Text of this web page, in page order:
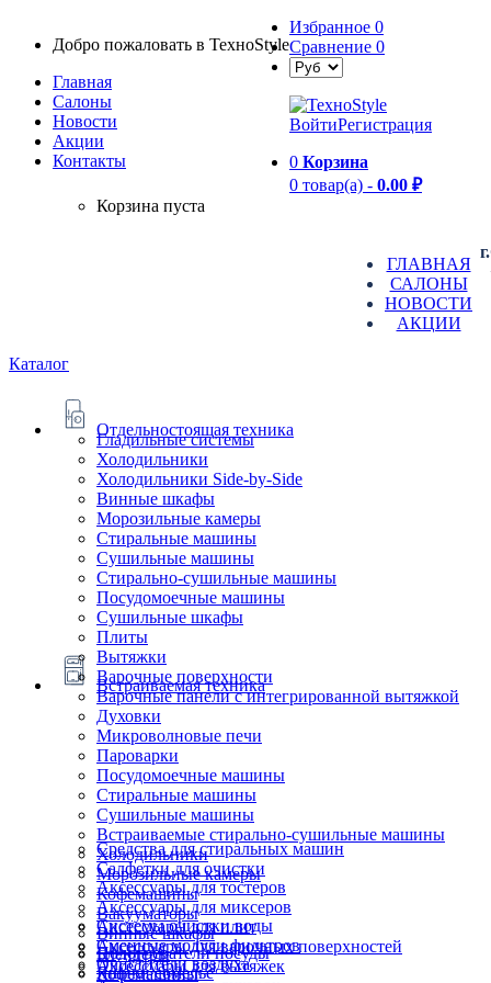
Добро пожаловать в TexноStyle
Главная
Салоны
Новости
Aкции
Контакты
Избранное 0
Сравнение 0
ВойтиРегистрация
0 Корзина
0 товар(а) - 0.00 ₽
Корзина пуста
ГЛАВНАЯ
САЛОНЫ
НОВОСТИ
АКЦИИ
Каталог
Отдельностоящая техника
Гладильные системы
Холодильники
Холодильники Side-by-Side
Винные шкафы
Морозильные камеры
Стиральные машины
Сушильные машины
Стирально-сушильные машины
Посудомоечные машины
Сушильные шкафы
Плиты
Встраиваемая техника
Вытяжки
Варочные поверхности
Варочные панели с интегрированной вытяжкой
Духовки
Микроволновые печи
Пароварки
Посудомоечные машины
Стиральные машины
Сушильные машины
Встраиваемые стирально-сушильные машины
Холодильники
Морозильные камеры
Кофемашины
Вакууматоры
Винные шкафы
Подогреватели посуды
Ящики сомелье
Блендеры
Кофемашины
Очистители воздуха
Системы очистки воды
Сменные модули фильтров
Аксессуары для тостеров
Аксессуары для миксеров
Аксессуары для плит
Аксессуары для варочных поверхностей
Аксессуары для вытяжек
Средства для стиральных машин
Салфетки для очистки